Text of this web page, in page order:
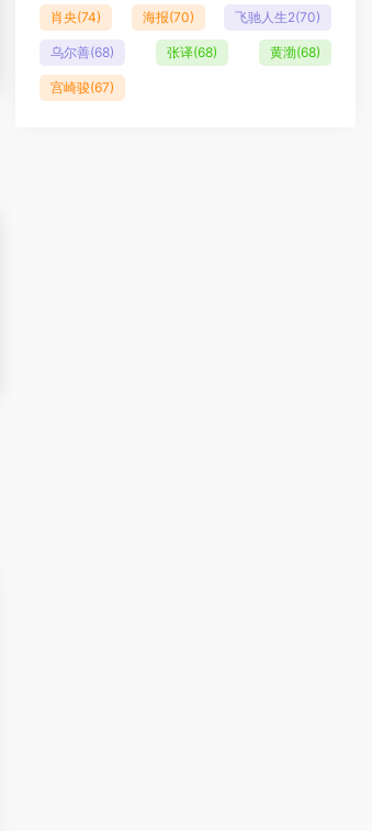
肖央(74) 海报(70) 飞驰人生2(70)
乌尔善(68) 张译(68) 黄渤(68)
宫崎骏(67)